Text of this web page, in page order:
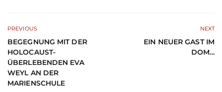
PREVIOUS
BEGEGNUNG MIT DER
HOLOCAUST-
ÜBERLEBENDEN EVA
WEYL AN DER
MARIENSCHULE
NEXT
EIN NEUER GAST IM
DOM…